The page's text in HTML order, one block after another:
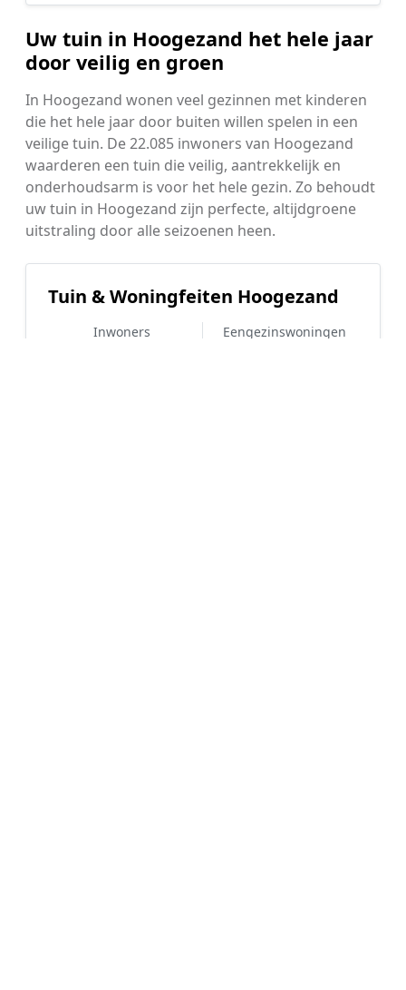
Uw tuin in Hoogezand het hele jaar
door veilig en groen
In Hoogezand wonen veel gezinnen met kinderen
die het hele jaar door buiten willen spelen in een
veilige tuin. De 22.085 inwoners van Hoogezand
waarderen een tuin die veilig, aantrekkelijk en
onderhoudsarm is voor het hele gezin. Zo behoudt
uw tuin in Hoogezand zijn perfecte, altijdgroene
uitstraling door alle seizoenen heen.
Tuin & Woningfeiten Hoogezand
Inwoners Eengezinswoningen